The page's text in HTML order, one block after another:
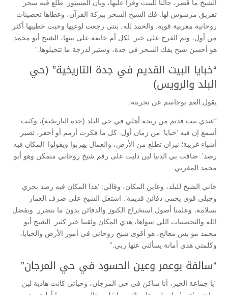
الشيخ ما قصر، جالنا للبيت وقرأ عليها، وبان المستور. طلع فيه سحر
تفريق مرشوش لها. فك الشيخ السحر ببركة القرآن، وعطاها تحصينات
روحانية مغربية قوية. والحمد لله، بنتي رجعت لوعيها وحبت خطيبها أكثر
من أول، وتم الفرح على خير. لكل أم خايفة على بنتها، الشيخ أبو محمد
هو أحسن شيخ يفك السحر في جدة، وستير لدرجة ما تتخيلوها.”
“خبايا البيت القديم في جدة التاريخية” (حي
البلد والرويس)
يقول العم بوجاسم عن تجربته:
“عندي بيت قديم من ريحة أهلي في حي البلد (جدة التاريخية)، وكنت
أسمع إن فيه ‘خبايا’ من زمان أول. كل ما فكرت أرمم أو أحفر، تصير
أشياء غريبة؛ نيران تطلع من الأرض، والعمال يهربوا ويقولوا ‘المكان فيه
رصد’. ضاقت بي الدنيا لين دليت على رقم شيخ روحاني متمكن وهو أبو
محمد المغربي.
جاني الشيخ للبلد، وعاين المكان، وقالي: ‘هذا المكان فيه رصد بحري
وجبلي قوي يحمي دفائن قديمة’. اشتغل الشيخ على صرف العمار
بسلامة، وعلمنا أصول استخراج الكنوز والدفائن بدون ما نتضرر. وبفضل
الله والتحصينات اللي سواها، هدي المكان ولقينا خير كثير. الشيخ أبو
محمد مو بس معالج، هو أقوى شيخ روحاني في أمور الأرض والخبايا،
وكلمتي هذي أمانة يسألني عنها ربي.”
“سالفة بوعمر وعين الحسود في حي المرجان”
“يا جماعة الخير، أنا ساكن في حي المرجان، وحياتي كانت هادية لين